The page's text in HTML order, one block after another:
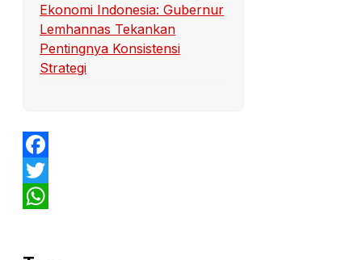
Ekonomi Indonesia: Gubernur
Lemhannas Tekankan
Pentingnya Konsistensi
Strategi
Facebook
Twitter